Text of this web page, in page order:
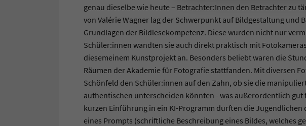
genau dieselbe wie heute – Betrachter:Innen den Betrachter zu
von Valérie Wagner lag der Schwerpunkt auf Bildgestaltung und
Grundlagen der Bildlesekompetenz. Diese wurden nicht nur
Schüler:innen wandten sie auch direkt praktisch mit
diesemeinem Kunstprojekt an. Besonders beliebt waren die
Räumen der Akademie für Fotografie stattfanden. Mit diversen
Schönfeld den Schüler:innen auf den Zahn, ob sie die
authentischen unterscheiden könnten - was außerordentlich
kurzen Einführung in ein KI-Programm durften die
eines Prompts (schriftliche Beschreibung eines Bildes, welches